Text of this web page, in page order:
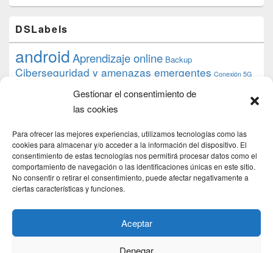
Gestionar el consentimiento de
las cookies
Para ofrecer las mejores experiencias, utilizamos tecnologías como las
cookies para almacenar y/o acceder a la información del dispositivo. El
consentimiento de estas tecnologías nos permitirá procesar datos como el
comportamiento de navegación o las identificaciones únicas en este sitio.
No consentir o retirar el consentimiento, puede afectar negativamente a
ciertas características y funciones.
Aceptar
Denegar
DSLabels
androidAprendizaje online Backup
Ciberseguridad y amenazas emergentes Conexión 5G
datos debian desarrollo web
Formación Google
iphone
proyecto PS4 python Raspberryraspberrypi
raspbian review Servidor Web Sostenibilidad
tecnológicaTecnología torrent
transmissiontutorial ubuntu server Windows